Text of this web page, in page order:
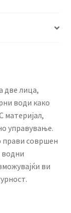
две лица,
води како
материјал,
управување.
прави совршен
водни
ви